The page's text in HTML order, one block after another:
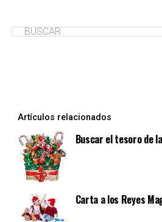
Artículos relacionados
Buscar el tesoro de
Carta a los Reyes